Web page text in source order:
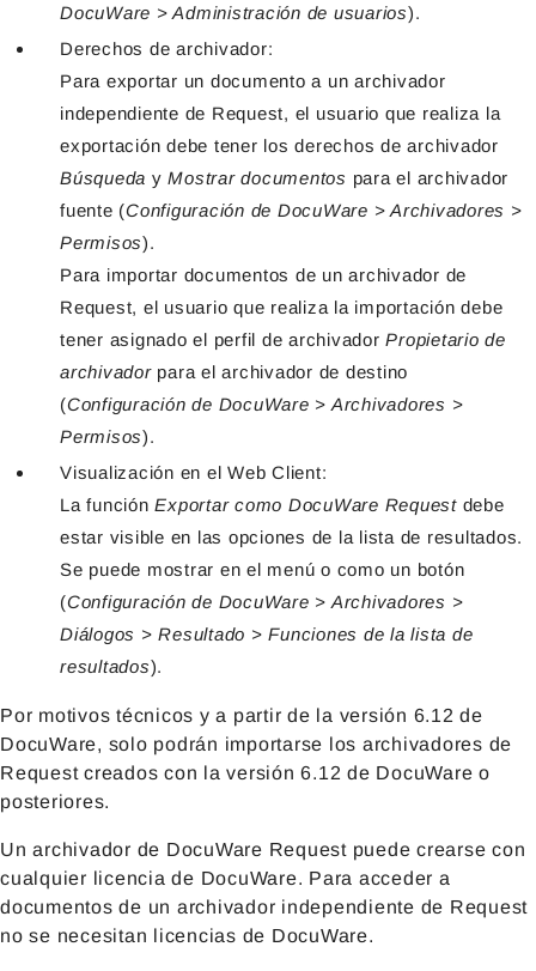
DocuWare > Administración de usuarios).
Derechos de archivador:
Para exportar un documento a un archivador
independiente de Request, el usuario que realiza la
exportación debe tener los derechos de archivador
Búsqueda yMostrar documentos para el archivador
fuente (Configuración de DocuWare > Archivadores >
Permisos).
Para importar documentos de un archivador de
Request, el usuario que realiza la importación debe
tener asignado el perfil de archivadorPropietario de
archivadorpara el archivador de destino
(Configuración de DocuWare > Archivadores >
Permisos).
Visualización en el Web Client:
La funciónExportar como DocuWare Requestdebe
estar visible en las opciones de la lista de resultados.
Se puede mostrar en el menú o como un botón
(Configuración de DocuWare > Archivadores >
Diálogos > Resultado > Funciones de la lista de
resultados).
Por motivos técnicos y a partir de la versión 6.12 de
DocuWare, solo podrán importarse los archivadores de
Request creados con la versión 6.12 de DocuWare o
posteriores.
Un archivador de DocuWare Request puede crearse con
cualquier licencia de DocuWare. Para acceder a
documentos de un archivador independiente de Request
no se necesitan licencias de DocuWare.